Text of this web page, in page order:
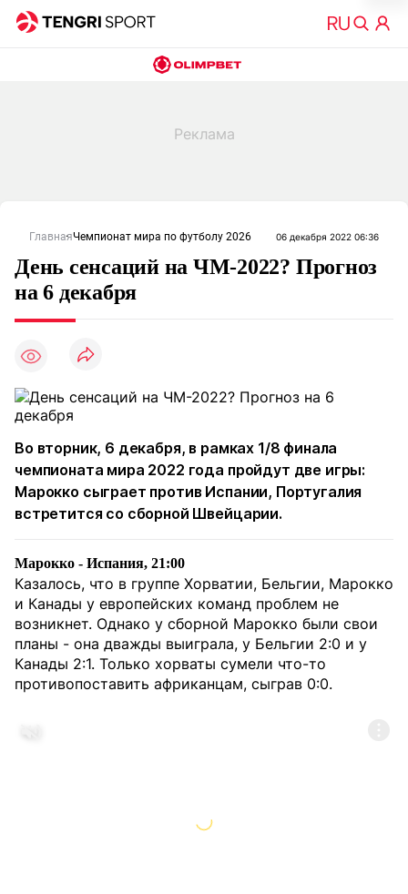
ГлавнаяЧемпионат мира по футболу 2026 06 декабря 2022 06:36
День сенсаций на ЧМ-2022? Прогноз
на 6 декабря
Во вторник, 6 декабря, в рамках 1/8 финала
чемпионата мира 2022 года пройдут две игры:
Марокко сыграет против Испании, Португалия
встретится со сборной Швейцарии.
Марокко - Испания, 21:00
Казалось, что в группе Хорватии, Бельгии, Марокко
и Канады у европейских команд проблем не
возникнет. Однако у сборной Марокко были свои
планы - она дважды выиграла, у Бельгии 2:0 и у
Канады 2:1. Только хорваты сумели что-то
противопоставить африканцам, сыграв 0:0.